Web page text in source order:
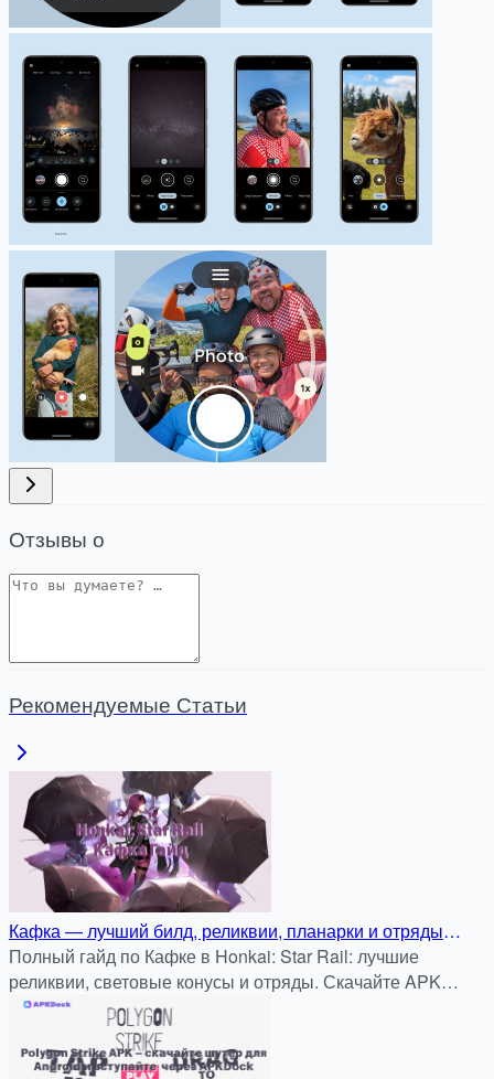
Отзывы о
Рекомендуемые Статьи
Кафка — лучший билд, реликвии, планарки и отряды
(Honkai: Star Rail)
Полный гайд по Кафке в Honkai: Star Rail: лучшие
реликвии, световые конусы и отряды. Скачайте APK
бесплатно на APKDock.